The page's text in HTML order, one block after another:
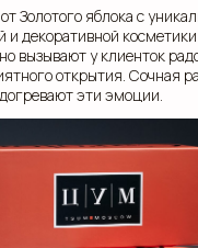
Золотого яблока с
и декоративной
вызывают у клиенток
открытия. Сочная
эти эмоции.